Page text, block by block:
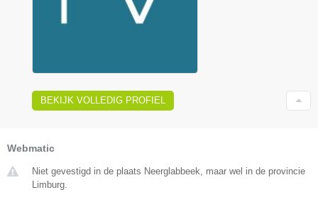
BEKIJK VOLLEDIG PROFIEL
Webmatic
Niet gevestigd in de plaats Neerglabbeek, maar wel in de provincie
Limburg.